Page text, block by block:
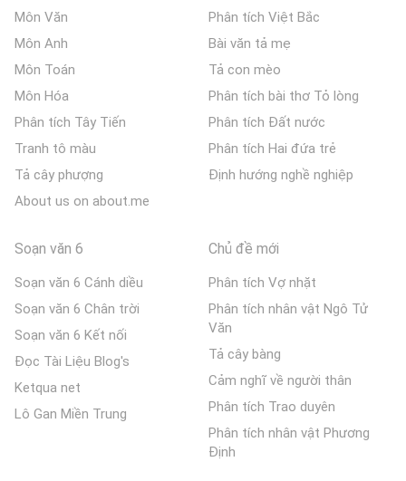
Môn Văn
Môn Anh
Môn Toán
Môn Hóa
Phân tích Tây Tiến
Tranh tô màu
Tả cây phượng
About us on about.me
Phân tích Việt Bắc
Bài văn tả mẹ
Tả con mèo
Phân tích bài thơ Tỏ lòng
Phân tích Đất nước
Phân tích Hai đứa trẻ
Định hướng nghề nghiệp
Soạn văn 6
Soạn văn 6 Cánh diều
Soạn văn 6 Chân trời
Soạn văn 6 Kết nối
Đọc Tài Liệu Blog's
Ketqua net
Lô Gan Miền Trung
Chủ đề mới
Phân tích Vợ nhặt
Phân tích nhân vật Ngô Tử
Văn
Tả cây bàng
Cảm nghĩ về người thân
Phân tích Trao duyên
Phân tích nhân vật Phương
Định